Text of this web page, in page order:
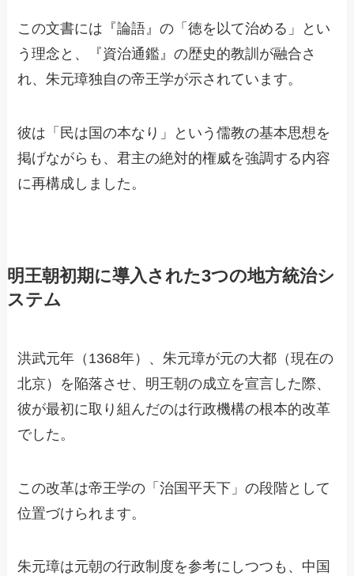
この文書には『論語』の「徳を以て治める」とい
う理念と、『資治通鑑』の歴史的教訓が融合さ
れ、朱元璋独自の帝王学が示されています。
彼は「民は国の本なり」という儒教の基本思想を
掲げながらも、君主の絶対的権威を強調する内容
に再構成しました。
明王朝初期に導入された3つの地方統治シ
ステム
洪武元年（1368年）、朱元璋が元の大都（現在の
北京）を陥落させ、明王朝の成立を宣言した際、
彼が最初に取り組んだのは行政機構の根本的改革
でした。
この改革は帝王学の「治国平天下」の段階として
位置づけられます。
朱元璋は元朝の行政制度を参考にしつつも、中国